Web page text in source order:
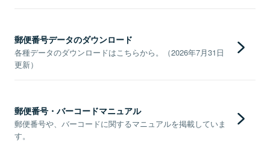
郵便番号データのダウンロード
各種データのダウンロードはこちらから。（2026年7月31日
更新）
郵便番号・バーコードマニュアル
郵便番号や、バーコードに関するマニュアルを掲載していま
す。